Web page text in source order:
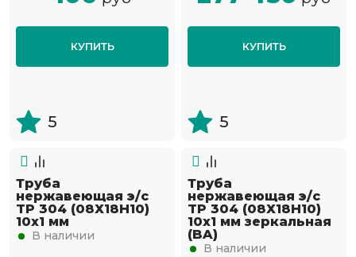
КУПИТЬ
5
КУПИТЬ
5
Труба
нержавеющая э/с
TP 304 (08Х18Н10)
10х1 мм
В наличии
Труба
нержавеющая э/с
TP 304 (08Х18Н10)
10х1 мм зеркальная
(BA)
В наличии